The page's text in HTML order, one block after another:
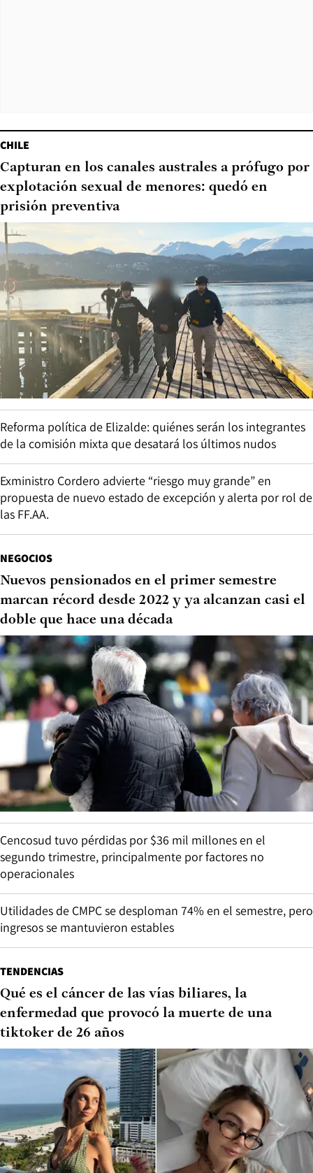
CHILE
Capturan en los canales australes a prófugo por
explotación sexual de menores: quedó en
prisión preventiva
Reforma política de Elizalde: quiénes serán los integrantes
de la comisión mixta que desatará los últimos nudos
Exministro Cordero advierte “riesgo muy grande” en
propuesta de nuevo estado de excepción y alerta por rol de
las FF.AA.
NEGOCIOS
Nuevos pensionados en el primer semestre
marcan récord desde 2022 y ya alcanzan casi el
doble que hace una década
Cencosud tuvo pérdidas por $36 mil millones en el
segundo trimestre, principalmente por factores no
operacionales
Utilidades de CMPC se desploman 74% en el semestre, pero
ingresos se mantuvieron estables
TENDENCIAS
Qué es el cáncer de las vías biliares, la
enfermedad que provocó la muerte de una
tiktoker de 26 años